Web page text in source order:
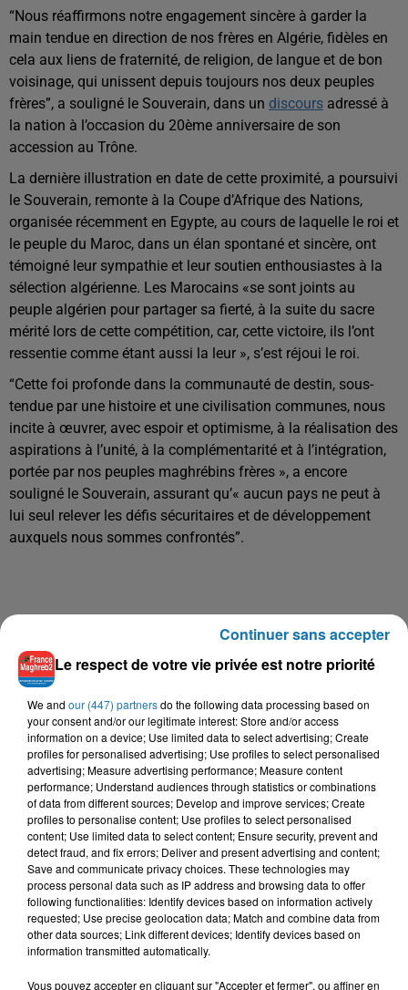
“Nous réaffirmons notre engagement sincère à garder la
main tendue en direction de nos frères en Algérie, fidèles en
cela aux liens de fraternité, de religion, de langue et de bon
voisinage, qui unissent depuis toujours nos deux peuples
frères”, a souligné le Souverain, dans un discours adressé à
la nation à l’occasion du 20ème anniversaire de son
accession au Trône.
La dernière illustration en date de cette proximité, a poursuivi
le Souverain, remonte à la Coupe d’Afrique des Nations,
organisée récemment en Egypte, au cours de laquelle le roi et
le peuple du Maroc, dans un élan spontané et sincère, ont
témoigné leur sympathie et leur soutien enthousiastes à la
sélection algérienne. Les Marocains «se sont joints au
peuple algérien pour partager sa fierté, à la suite du sacre
mérité lors de cette compétition, car, cette victoire, ils l’ont
ressentie comme étant aussi la leur », s’est réjoui le roi.
“Cette foi profonde dans la communauté de destin, sous-
tendue par une histoire et une civilisation communes, nous
incite à œuvrer, avec espoir et optimisme, à la réalisation des
aspirations à l’unité, à la complémentarité et à l’intégration,
portée par nos peuples maghrébins frères », a encore
souligné le Souverain, assurant qu’« aucun pays ne peut à
lui seul relever les défis sécuritaires et de développement
auxquels nous sommes confrontés”.
À LA UNE
16 mai 2024
Baya: La Muse Algérienne Qui a Charmé le Monde
31 décembre 2025
Une CAN bien lancée entre cérémonial,
confirmations et démonstrations
Le respect de votre vie privée est notre priorité
We and our (447) partnersdo the following data processing based on
your consent and/or our legitimate interest: Store and/or access
information on a device; Use limited data to select advertising; Create
profiles for personalised advertising; Use profiles to select personalised
advertising; Measure advertising performance; Measure content
performance; Understand audiences through statistics or combinations
of data from different sources; Develop and improve services; Create
profiles to personalise content; Use profiles to select personalised
content; Use limited data to select content; Ensure security, prevent and
detect fraud, and fix errors; Deliver and present advertising and content;
Save and communicate privacy choices. These technologies may
process personal data such as IP address and browsing data to offer
following functionalities: Identify devices based on information actively
requested; Use precise geolocation data; Match and combine data from
other data sources; Link different devices; Identify devices based on
information transmitted automatically.
Vous pouvez accepter en cliquant sur "Accepter et fermer", ou affiner en
Continuer sans accepter